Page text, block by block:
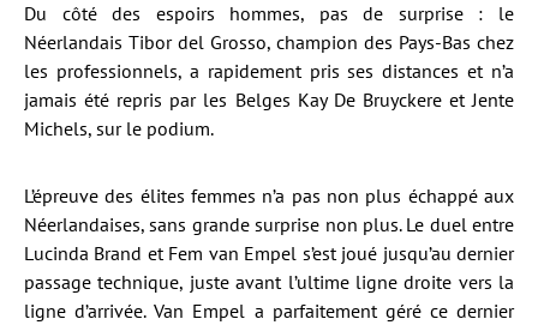
Du côté des espoirs hommes, pas de surprise : le
Néerlandais Tibor del Grosso, champion des Pays-Bas chez
les professionnels, a rapidement pris ses distances et n’a
jamais été repris par les Belges Kay De Bruyckere et Jente
Michels, sur le podium.
L’épreuve des élites femmes n’a pas non plus échappé aux
Néerlandaises, sans grande surprise non plus. Le duel entre
Lucinda Brand et Fem van Empel s’est joué jusqu’au dernier
passage technique, juste avant l’ultime ligne droite vers la
ligne d’arrivée. Van Empel a parfaitement géré ce dernier